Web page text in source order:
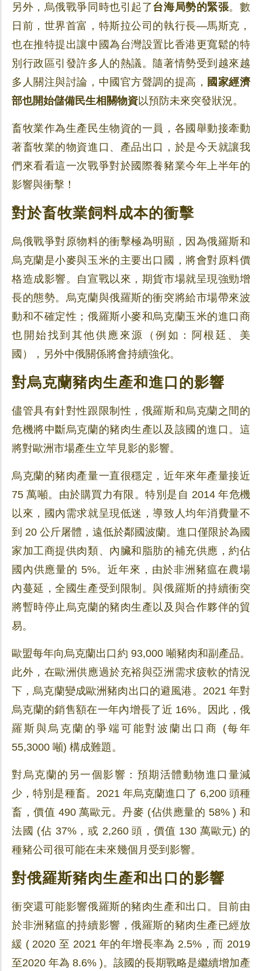
另外，烏俄戰爭同時也引起了台海局勢的緊張。數
日前，世界首富，特斯拉公司的執行長—馬斯克，
也在推特提出讓中國為台灣設置比香港更寬鬆的特
別行政區引發許多人的熱議。隨著情勢受到越來越
多人關注與討論，中國官方聲調的提高， 國家經濟
部也開始儲備民生相關物資以預防未來突發狀況。
畜牧業作為生產民生物資的一員，各國舉動接牽動
著畜牧業的物資進口、產品出口，於是今天就讓我
們來看看這一次戰爭對於國際養豬業今年上半年的
影響與衝擊！
對於畜牧業飼料成本的衝擊
烏俄戰爭對原物料的衝擊極為明顯，因為俄羅斯和
烏克蘭是小麥與玉米的主要出口國，將會對原料價
格造成影響。自宣戰以來，期貨市場就呈現強勁增
長的態勢。烏克蘭與俄羅斯的衝突將給市場帶來波
動和不確定性；俄羅斯小麥和烏克蘭玉米的進口商
也開始找到其他供應來源（例如：阿根廷、美
國），另外中俄關係將會持續強化。
對烏克蘭豬肉生產和進口的影響
儘管具有針對性跟限制性，俄羅斯和烏克蘭之間的
危機將中斷烏克蘭的豬肉生產以及該國的進口。這
將對歐洲市場產生立竿見影的影響。
烏克蘭的豬肉產量一直很穩定，近年來年產量接近
75 萬噸。由於購買力有限。特別是自 2014 年危機
以來，國內需求就呈現低迷，導致人均年消費量不
到 20 公斤屠體，遠低於鄰國波蘭。進口僅限於為國
家加工商提供肉類、內臟和脂肪的補充供應，約佔
國內供應量的 5%。近年來，由於非洲豬瘟在農場
內蔓延，全國生產受到限制。與俄羅斯的持續衝突
將暫時停止烏克蘭的豬肉生產以及與合作夥伴的貿
易。
歐盟每年向烏克蘭出口約 93,000 噸豬肉和副產品。
此外，在歐洲供應過於充裕與亞洲需求疲軟的情況
下，烏克蘭變成歐洲豬肉出口的避風港。2021 年對
烏克蘭的銷售額在一年內增長了近 16%。因此，俄
羅斯與烏克蘭的爭端可能對波蘭出口商 (每年
55,3000 噸) 構成難題。
對烏克蘭的另一個影響：預期活體動物進口量減
少，特別是種畜。2021 年烏克蘭進口了 6,200 頭種
畜，價值 490 萬歐元。丹麥 (佔供應量的 58% ) 和
法國 (佔 37%，或 2,260 頭，價值 130 萬歐元) 的
種豬公司很可能在未來幾個月受到影響。
對俄羅斯豬肉生產和出口的影響
衝突還可能影響俄羅斯的豬肉生產和出口。目前由
於非洲豬瘟的持續影響，俄羅斯的豬肉生產已經放
緩 ( 2020 至 2021 年的年增長率為 2.5%，而 2019
至2020 年為 8.6% )。該國的長期戰略是繼續增加產